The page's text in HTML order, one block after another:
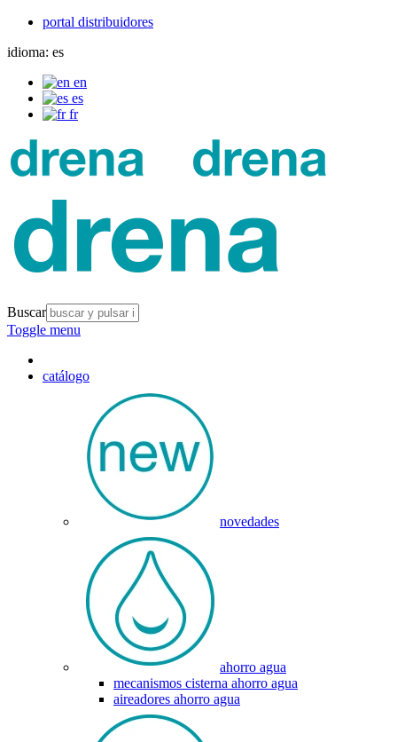
portal distribuidores
idioma: es
en
es
fr
Buscar
Toggle menu
catálogo
novedades
ahorro agua
mecanismos cisterna ahorro agua
aireadores ahorro agua